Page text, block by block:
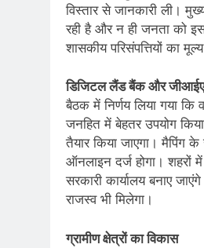
विस्तार से जानकारी ली।
रही है और न ही जनता को
शासकीय परिसंपत्तियों का
डिजिटल लैंड बैंक और जीआईएस
बैठक में निर्णय लिया गया कि
जनहित में बेहतर उपयोग
तैयार किया जाएगा। मैपिंग
ऑनलाइन दर्ज होगा। शहरों
सरकारी कार्यालय बनाए
राजस्व भी मिलेगा।
ग्रामीण क्षेत्रों का विकास